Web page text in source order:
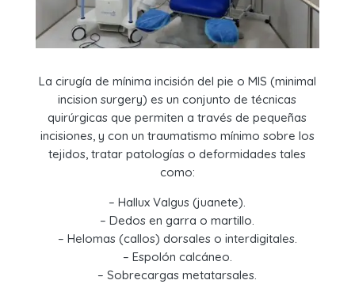
La cirugía de mínima incisión del pie o MIS (minimal
incision surgery) es un conjunto de técnicas
quirúrgicas que permiten a través de pequeñas
incisiones, y con un traumatismo mínimo sobre los
tejidos, tratar patologías o deformidades tales
como:
– Hallux Valgus (juanete).
– Dedos en garra o martillo.
– Helomas (callos) dorsales o interdigitales.
– Espolón calcáneo.
– Sobrecargas metatarsales.